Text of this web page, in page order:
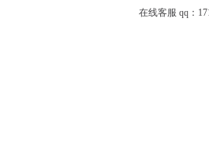
在线客服 qq：